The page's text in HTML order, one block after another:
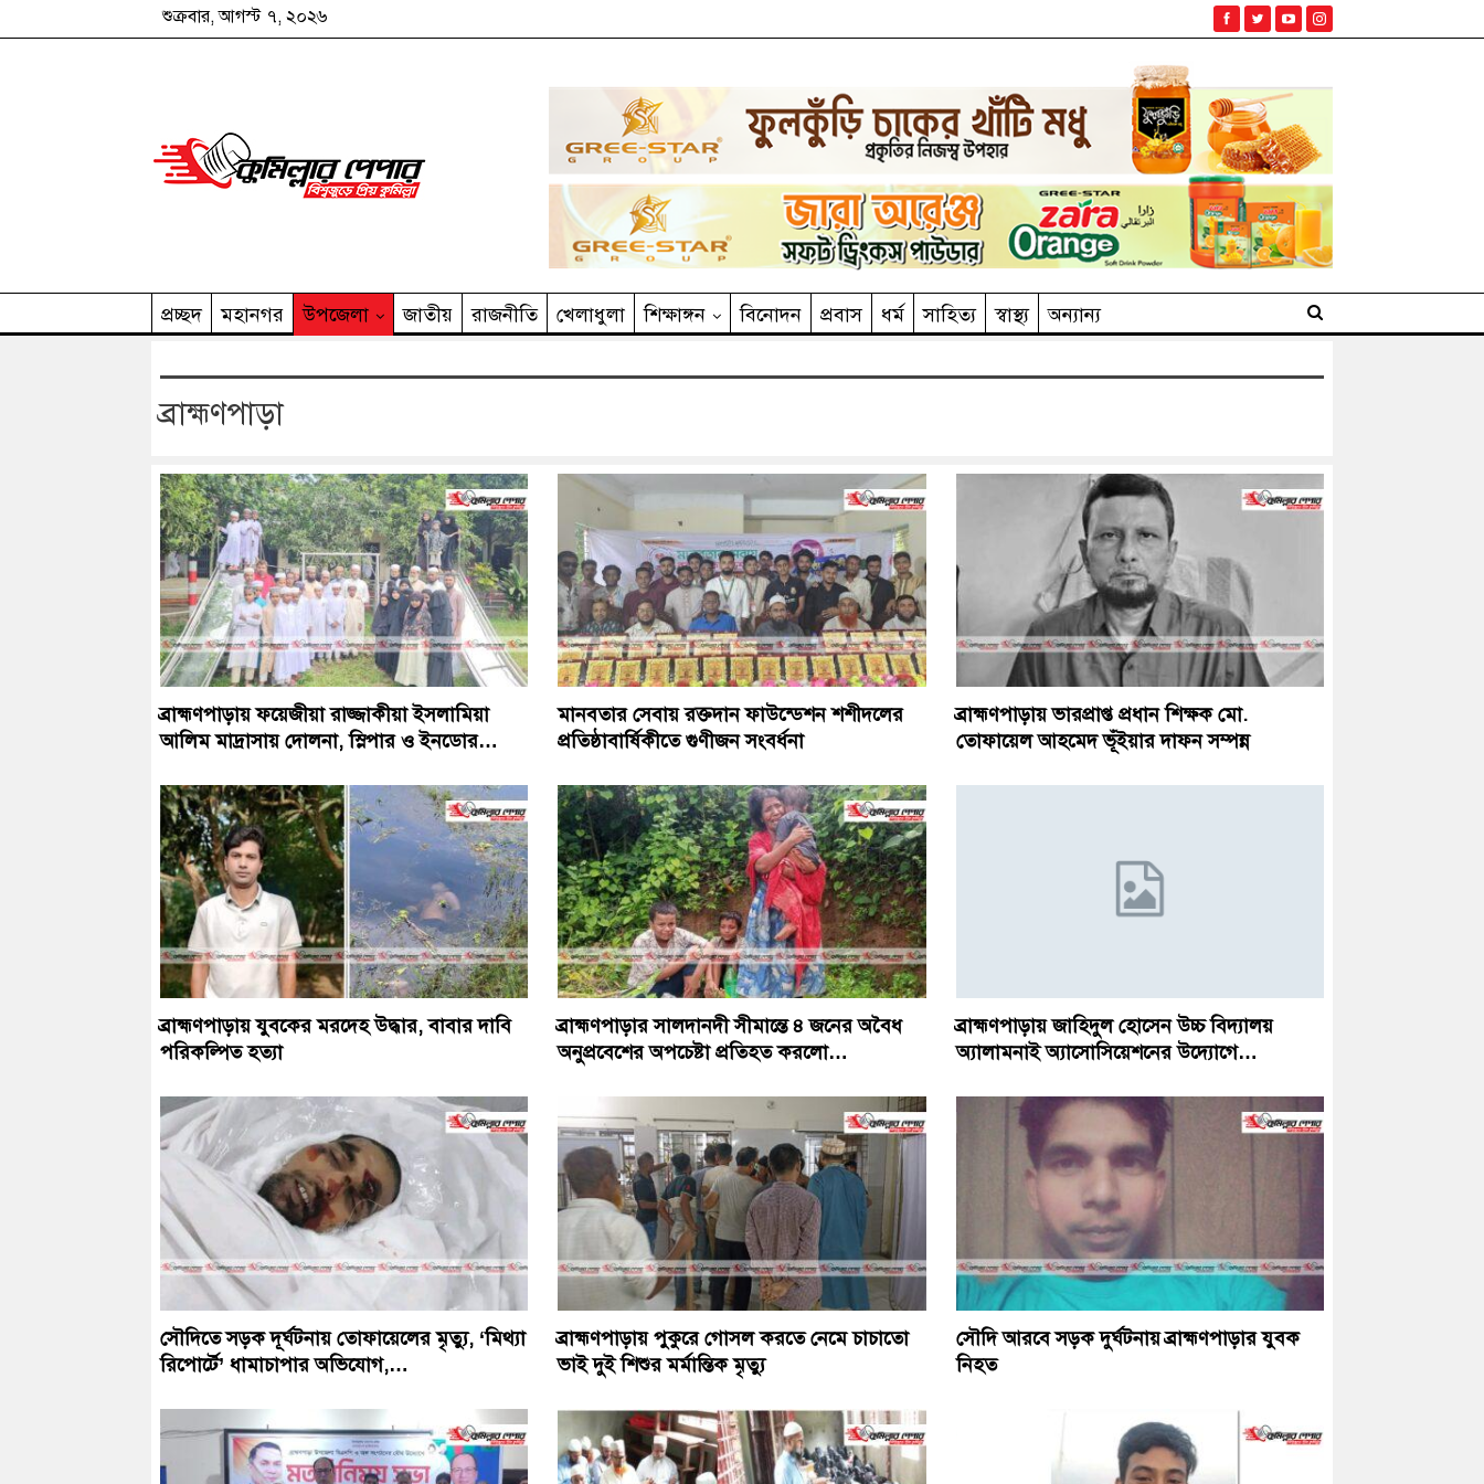
শুক্রবার, আগস্ট ৭, ২০২৬
প্রচ্ছদ মহানগর উপজেলা জাতীয় রাজনীতি খেলাধুলা শিক্ষাঙ্গন বিনোদন প্রবাস ধর্ম সাহিত‌্য স্বাস্থ্য
অন্যান্য
ব্রাহ্মণপাড়া
ব্রাহ্মণপাড়ায় ফয়েজীয়া রাজ্জাকীয়া ইসলামিয়া
আলিম মাদ্রাসায় দোলনা, স্লিপার ও ইনডোর…
মানবতার সেবায় রক্তদান ফাউন্ডেশন শশীদলের
প্রতিষ্ঠাবার্ষিকীতে গুণীজন সংবর্ধনা
ব্রাহ্মণপাড়ায় ভারপ্রাপ্ত প্রধান শিক্ষক মো.
তোফায়েল আহমেদ ভূঁইয়ার দাফন সম্পন্ন
ব্রাহ্মণপাড়ায় যুবকের মরদেহ উদ্ধার, বাবার দাবি
পরিকল্পিত হত্যা
ব্রাহ্মণপাড়ার সালদানদী সীমান্তে ৪ জনের অবৈধ
অনুপ্রবেশের অপচেষ্টা প্রতিহত করলো…
ব্রাহ্মণপাড়ায় জাহিদুল হোসেন উচ্চ বিদ্যালয়
অ্যালামনাই অ্যাসোসিয়েশনের উদ্যোগে…
সৌদিতে সড়ক দূর্ঘটনায় তোফায়েলের মৃত্যু, ‘মিথ্যা
রিপোর্টে’ ধামাচাপার অভিযোগ,…
ব্রাহ্মণপাড়ায় পুকুরে গোসল করতে নেমে চাচাতো
ভাই দুই শিশুর মর্মান্তিক মৃত্যু
সৌদি আরবে সড়ক দুর্ঘটনায় ব্রাহ্মণপাড়ার যুবক
নিহত